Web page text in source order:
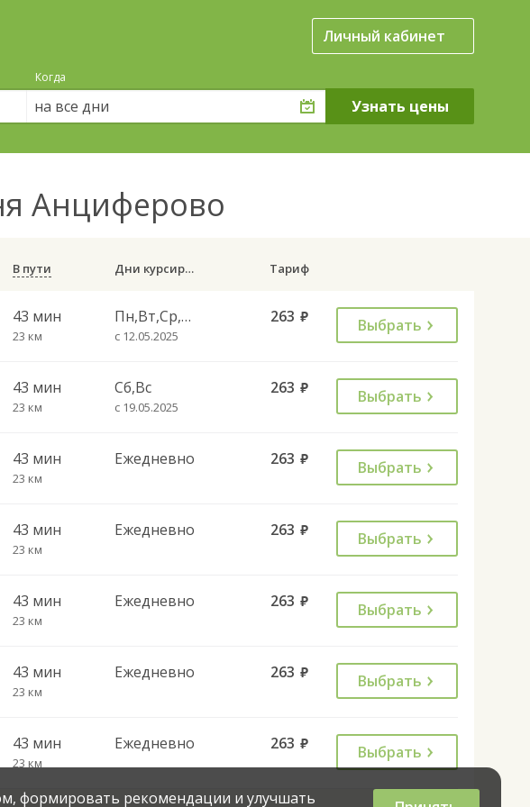
Личный кабинет
Когда
на все дни
Анциферово
В пути Дни курсирования Тариф
43 мин
23 км
Пн,Вт,Ср,Чт,Пт
с 12.05.2025
263 руб. Выбрать
43 мин
23 км
Сб,Вс
с 19.05.2025
263 руб. Выбрать
43 мин
23 км
Ежедневно 263 руб. Выбрать
43 мин
23 км
Ежедневно 263 руб. Выбрать
43 мин
23 км
Ежедневно 263 руб. Выбрать
43 мин
23 км
Ежедневно 263 руб. Выбрать
43 мин
23 км
Ежедневно 263 руб. Выбрать
формировать рекомендации и улучшать